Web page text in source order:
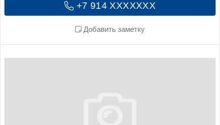
+7 914 XXXXXXX
Добавить заметку